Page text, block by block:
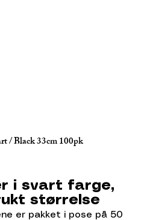
/ Black 33cm 100pk
i svart farge,
størrelse
er pakket i pose på 50